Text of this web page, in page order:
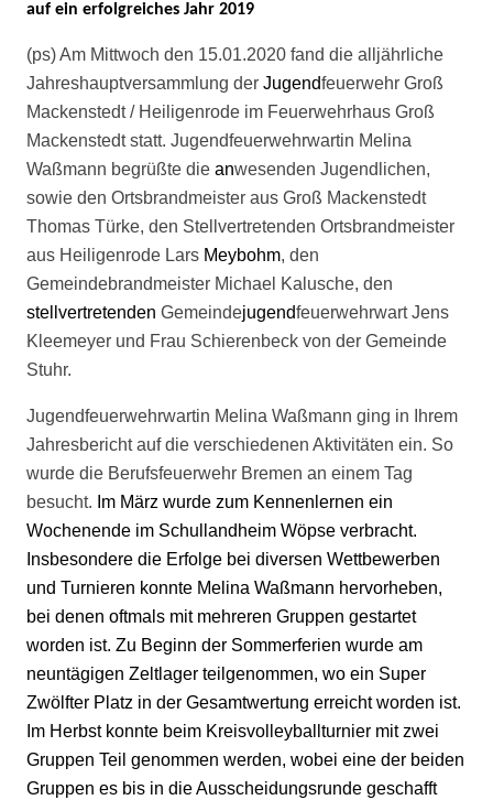
auf ein erfolgreiches Jahr 2019
(ps) Am Mittwoch den 15.01.2020 fand die alljährliche
Jahreshauptversammlung der Jugendfeuerwehr Groß
Mackenstedt / Heiligenrode im Feuerwehrhaus Groß
Mackenstedt statt. Jugendfeuerwehrwartin Melina
Waßmann begrüßte die anwesenden Jugendlichen,
sowie den Ortsbrandmeister aus Groß Mackenstedt
Thomas Türke, den Stellvertretenden Ortsbrandmeister
aus Heiligenrode Lars Meybohm, den
Gemeindebrandmeister Michael Kalusche, den
stellvertretenden Gemeindejugendfeuerwehrwart Jens
Kleemeyer und Frau Schierenbeck von der Gemeinde
Stuhr.
Jugendfeuerwehrwartin Melina Waßmann ging in Ihrem
Jahresbericht auf die verschiedenen Aktivitäten ein. So
wurde die Berufsfeuerwehr Bremen an einem Tag
besucht. Im März wurde zum Kennenlernen ein
Wochenende im Schullandheim Wöpse verbracht.
Insbesondere die Erfolge bei diversen Wettbewerben
und Turnieren konnte Melina Waßmann hervorheben,
bei denen oftmals mit mehreren Gruppen gestartet
worden ist. Zu Beginn der Sommerferien wurde am
neuntägigen Zeltlager teilgenommen, wo ein Super
Zwölfter Platz in der Gesamtwertung erreicht worden ist.
Im Herbst konnte beim Kreisvolleyballturnier mit zwei
Gruppen Teil genommen werden, wobei eine der beiden
Gruppen es bis in die Ausscheidungsrunde geschafft